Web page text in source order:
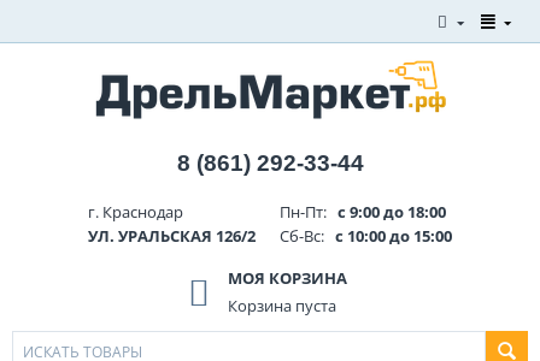
8 (861) 292-33-44
г. Краснодар
УЛ. УРАЛЬСКАЯ 126/2
Пн-Пт: с 9:00 до 18:00
Сб-Вс: с 10:00 до 15:00
МОЯ КОРЗИНА
Корзина пуста